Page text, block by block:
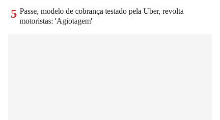
5 Passe, modelo de cobrança testado pela Uber, revolta
motoristas: 'Agiotagem'